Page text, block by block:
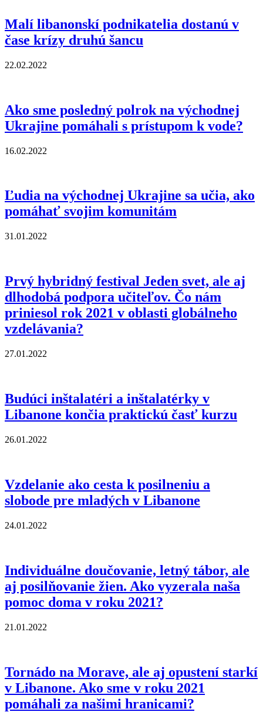
Malí libanonskí podnikatelia dostanú v
čase krízy druhú šancu
22.02.2022
Ako sme posledný polrok na východnej
Ukrajine pomáhali s prístupom k vode?
16.02.2022
Ľudia na východnej Ukrajine sa učia, ako
pomáhať svojim komunitám
31.01.2022
Prvý hybridný festival Jeden svet, ale aj
dlhodobá podpora učiteľov. Čo nám
priniesol rok 2021 v oblasti globálneho
vzdelávania?
27.01.2022
Budúci inštalatéri a inštalatérky v
Libanone končia praktickú časť kurzu
26.01.2022
Vzdelanie ako cesta k posilneniu a
slobode pre mladých v Libanone
24.01.2022
Individuálne doučovanie, letný tábor, ale
aj posilňovanie žien. Ako vyzerala naša
pomoc doma v roku 2021?
21.01.2022
Tornádo na Morave, ale aj opustení starkí
v Libanone. Ako sme v roku 2021
pomáhali za našimi hranicami?